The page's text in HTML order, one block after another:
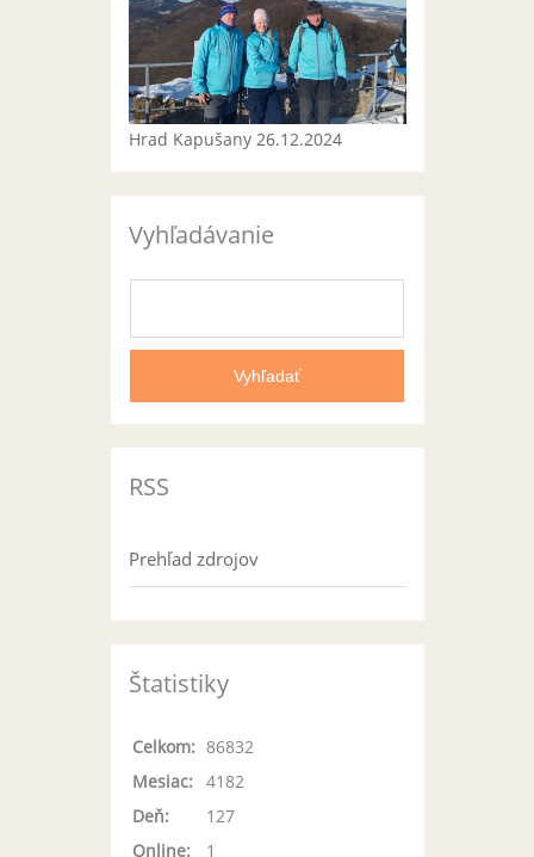
Hrad Kapušany 26.12.2024
Vyhľadávanie
RSS
Prehľad zdrojov
Štatistiky
Online: 1
Celkom: 86832
Mesiac:
4182
Deň:
127